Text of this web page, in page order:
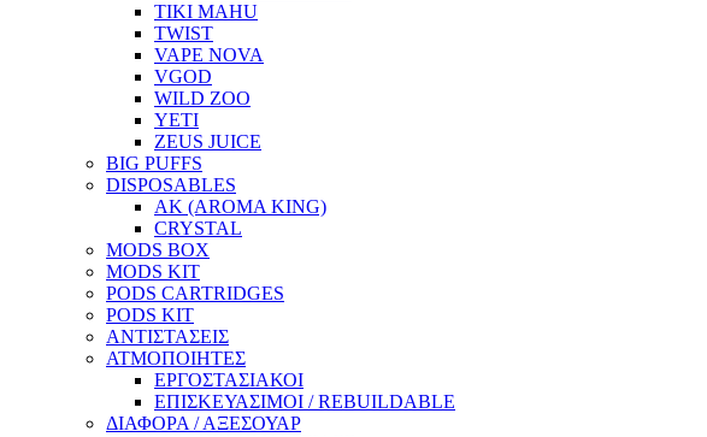
TIKI MAHU
TWIST
VAPE NOVA
VGOD
WILD ZOO
YETI
ZEUS JUICE
BIG PUFFS
DISPOSABLES
AK (AROMA KING)
CRYSTAL
MODS BOX
MODS KIT
PODS CARTRIDGES
PODS KIT
ΑΝΤΙΣΤΑΣΕΙΣ
ΑΤΜΟΠΟΙΗΤΕΣ
ΕΡΓΟΣΤΑΣΙΑΚΟΙ
ΕΠΙΣΚΕΥΑΣΙΜΟΙ / REBUILDABLE
ΔΙΑΦΟΡΑ / ΑΞΕΣΟΥΑΡ